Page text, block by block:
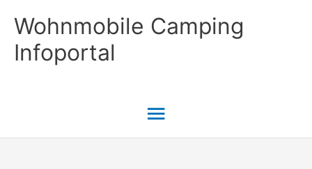
Inhalt
springen
Wohnmobile Camping
Infoportal
Hauptmenü